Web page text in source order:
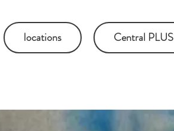
locations Central PLUS